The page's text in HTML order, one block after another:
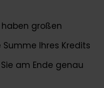
haben großen
Ihres Kredits
am Ende genau